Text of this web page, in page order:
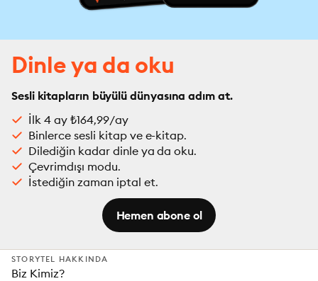
Dinle ya da oku
Sesli kitapların büyülü dünyasına adım at.
İlk 4 ay ₺164,99/ay
Binlerce sesli kitap ve e-kitap.
Dilediğin kadar dinle ya da oku.
Çevrimdışı modu.
İstediğin zaman iptal et.
Hemen abone ol
STORYTEL HAKKINDA
Biz Kimiz?